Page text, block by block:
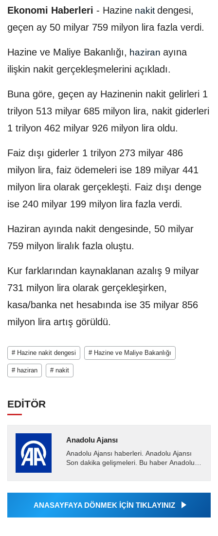
Ekonomi Haberleri - Hazine nakitdengesi,
geçen ay 50 milyar 759 milyon lira fazla verdi.
Hazine ve Maliye Bakanlığı, haziran ayına
ilişkin nakit gerçekleşmelerini açıkladı.
Buna göre, geçen ay Hazinenin nakit gelirleri 1
trilyon 513 milyar 685 milyon lira, nakit giderleri
1 trilyon 462 milyar 926 milyon lira oldu.
Faiz dışı giderler 1 trilyon 273 milyar 486
milyon lira, faiz ödemeleri ise 189 milyar 441
milyon lira olarak gerçekleşti. Faiz dışı denge
ise 240 milyar 199 milyon lira fazla verdi.
Haziran ayında nakit dengesinde, 50 milyar
759 milyon liralık fazla oluştu.
Kur farklarından kaynaklanan azalış 9 milyar
731 milyon lira olarak gerçekleşirken,
kasa/banka net hesabında ise 35 milyar 856
milyon lira artış görüldü.
# Hazine nakit dengesi # Hazine ve Maliye Bakanlığı
# haziran # nakit
EDİTÖR
Anadolu Ajansı
Anadolu Ajansı haberleri. Anadolu Ajansı
Son dakika gelişmeleri. Bu haber Anadolu
Ajansı tarafından...
ANASAYFAYA DÖNMEK İÇİN TIKLAYINIZ